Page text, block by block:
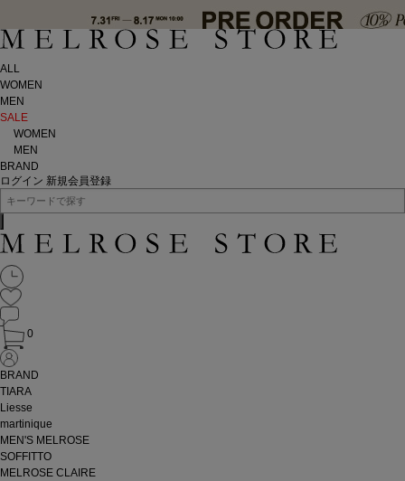
ALL
WOMEN
MEN
SALE
WOMEN
MEN
BRAND
ログイン 新規会員登録
0
BRAND
TIARA
Liesse
martinique
MEN'S MELROSE
SOFFITTO
MELROSE CLAIRE